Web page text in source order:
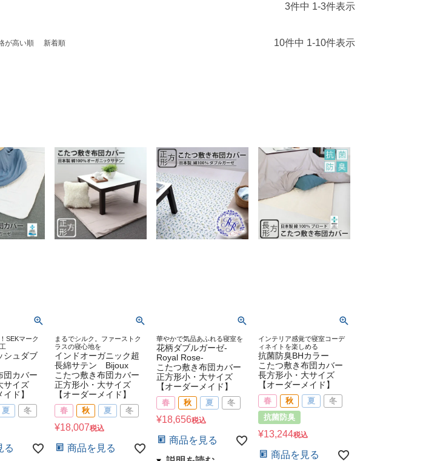
3件中 1-3件表示
が高い順 新着順 10件中 1-10件表示
SEKマーク
シュダブ
団カバー
サイズ
イド】
夏 冬
る
まるでシルク。ファーストク
ラスの寝心地を
インドオーガニック超
長綿サテン Bijoux
こたつ敷き布団カバー
正方形小・大サイズ
【オーダーメイド】
春 秋 夏 冬
¥18,007税込
商品を見る
華やかで気品あふれる寝室を
花柄ダブルガーゼ-
Royal Rose-
こたつ敷き布団カバー
正方形小・大サイズ
【オーダーメイド】
春 秋 夏 冬
¥18,656税込
商品を見る
インテリア感覚で寝室コーデ
ィネイトを楽しめる
抗菌防臭BHカラー
こたつ敷き布団カバー
長方形小・大サイズ
【オーダーメイド】
春 秋 夏
冬
抗菌防臭
¥13,244税込
商品を見る